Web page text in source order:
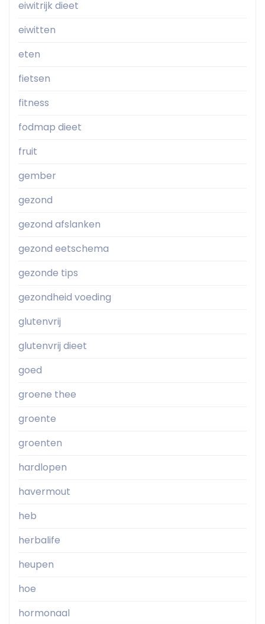
eiwitrijk dieet
eiwitten
eten
fietsen
fitness
fodmap dieet
fruit
gember
gezond
gezond afslanken
gezond eetschema
gezonde tips
gezondheid voeding
glutenvrij
glutenvrij dieet
goed
groene thee
groente
groenten
hardlopen
havermout
heb
herbalife
heupen
hoe
hormonaal